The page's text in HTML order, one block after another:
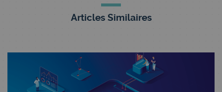
Articles Similaires